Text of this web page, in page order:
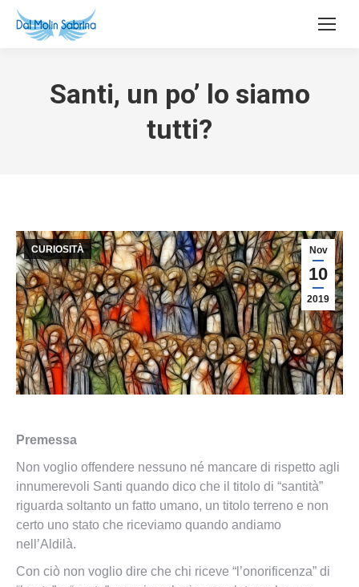
Santi, un po’ lo siamo
tutti?
Nov
10
2019
CURIOSITÀ
Premessa
Non voglio offendere nessuno né mancare di rispetto agli
innumerevoli Santi quando dico che il titolo di “santità”
riguarda soltanto un fatto umano, un titolo terreno e non
certo uno stato che riceviamo quando andiamo
nell’Aldilà.
Con ciò non voglio dire che chi riceve “l’onorificenza” di